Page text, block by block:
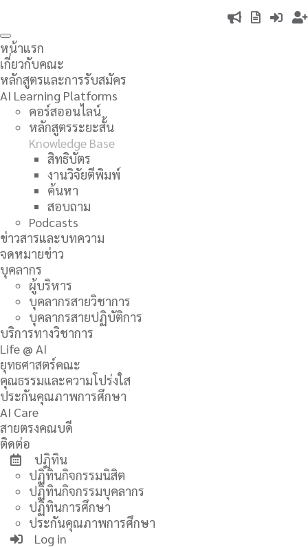
main
content
Top
navigation
Toggle
navigation
Main
navigation
หน้าแรก
เกี่ยวกับคณะ
หลักสูตรและการรับสมัคร
AI Learning Platforms
คอร์สออนไลน์
หลักสูตรระยะสั้น
Knowledge Base
สิทธิบัตร
งานวิจัยตีพิมพ์
ค้นหา
สอบถาม
Podcasts
ข่าวสารและบทความ
จดหมายข่าว
บุคลากร
ผู้บริหาร
บุคลากรสายวิชาการ
บุคลากรสายปฏิบัติการ
บริการทางวิชาการ
Life @ AI
ยุทธศาสตร์คณะ
คุณธรรมและความโปร่งใส
ประกันคุณภาพการศึกษา
AI Care
สายตรงคณบดี
ติดต่อ
ปฏิทิน
ปฏิทินกิจกรรมนิสิต
ปฏิทินกิจกรรมบุคลากร
ปฏิทินการศึกษา
ประกันคุณภาพการศึกษา
Log in